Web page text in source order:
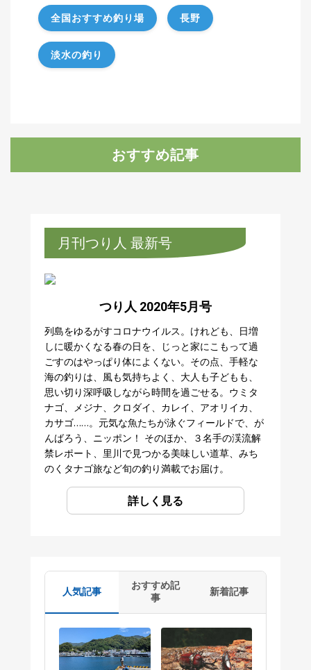
全国おすすめ釣り場 長野
淡水の釣り
おすすめ記事
月刊つり人 最新号
つり人 2020年5月号
列島をゆるがすコロナウイルス。けれども、日増
しに暖かくなる春の日を、じっと家にこもって過
ごすのはやっぱり体によくない。その点、手軽な
海の釣りは、風も気持ちよく、大人も子どもも、
思い切り深呼吸しながら時間を過ごせる。ウミタ
ナゴ、メジナ、クロダイ、カレイ、アオリイカ、
カサゴ……。元気な魚たちが泳ぐフィールドで、が
んばろう、ニッポン！ そのほか、３名手の渓流解
禁レポート、里川で見つかる美味しい道草、みち
のくタナゴ旅など旬の釣り満載でお届け。
詳しく見る
人気記事
おすすめ記
事
新着記事